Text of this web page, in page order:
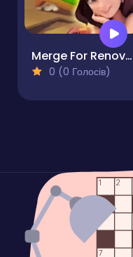
Merge For Renovation
0 (0 Голосів)